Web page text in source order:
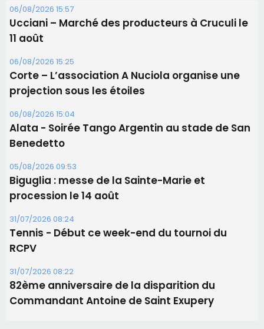
06/08/2026 15:04
Alata - Soirée Tango Argentin au stade de San
Benedetto
05/08/2026 09:53
Biguglia : messe de la Sainte-Marie et
procession le 14 août
31/07/2026 08:24
Tennis - Début ce week-end du tournoi du
RCPV
31/07/2026 08:22
82ème anniversaire de la disparition du
Commandant Antoine de Saint Exupery
Les plus lus
Satine Nomary est la nouvelle Miss Corse 2026
Éclipse du 12 août : la Corse aux premières loges
d'un spectacle qui ne reviendra pas avant 2081